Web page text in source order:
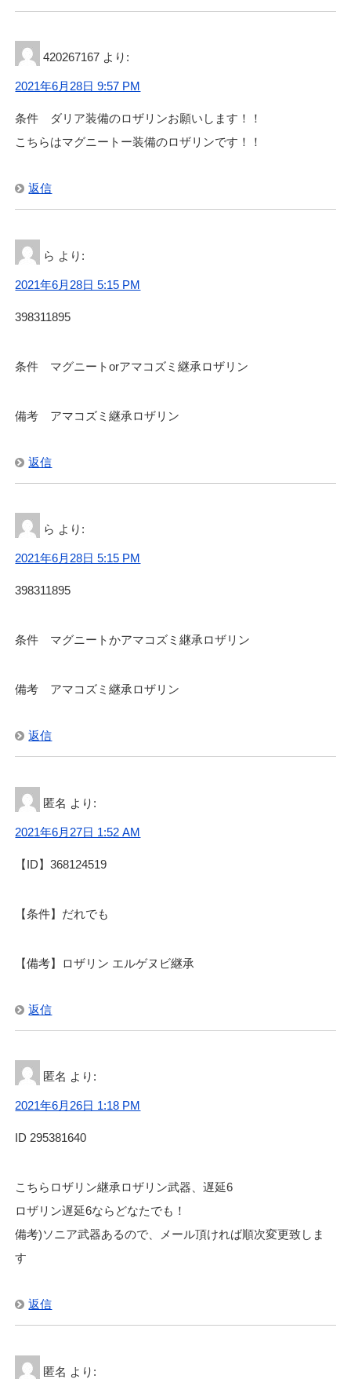
420267167 より:
2021年6月28日 9:57 PM
条件 ダリア装備のロザリンお願いします！！
こちらはマグニートー装備のロザリンです！！
返信
ら より:
2021年6月28日 5:15 PM
398311895
条件 マグニートorアマコズミ継承ロザリン
備考 アマコズミ継承ロザリン
返信
ら より:
2021年6月28日 5:15 PM
398311895
条件 マグニートかアマコズミ継承ロザリン
備考 アマコズミ継承ロザリン
返信
匿名 より:
2021年6月27日 1:52 AM
【ID】368124519
【条件】だれでも
【備考】ロザリン エルゲヌビ継承
返信
匿名 より:
2021年6月26日 1:18 PM
ID 295381640
こちらロザリン継承ロザリン武器、遅延6
ロザリン遅延6ならどなたでも！
備考)ソニア武器あるので、メール頂ければ順次変更致しま
す
返信
匿名 より: